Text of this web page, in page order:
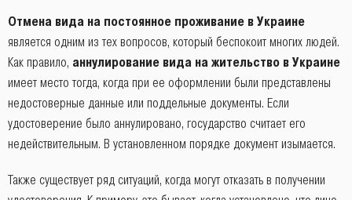
Отмена вида на постоянное проживание в Украине
является одним из тех вопросов, который беспокоит многих людей.
Как правило, аннулирование вида на жительство в Украине
имеет место тогда, когда при ее оформлении были представлены
недостоверные данные или поддельные документы. Если
удостоверение было аннулировано, государство считает его
недействительным. В установленном порядке документ изымается.
Также существует ряд ситуаций, когда могут отказать в получении